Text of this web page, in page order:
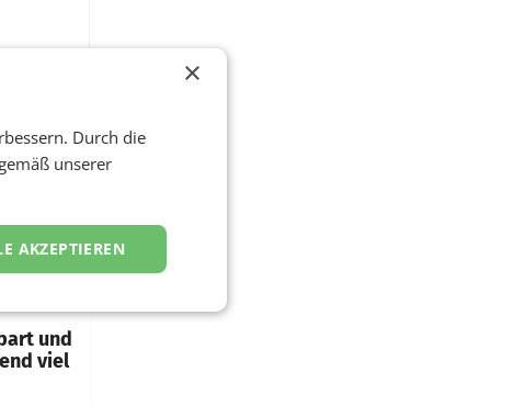
und
viel
×
Durch die
unserer
AKZEPTIEREN